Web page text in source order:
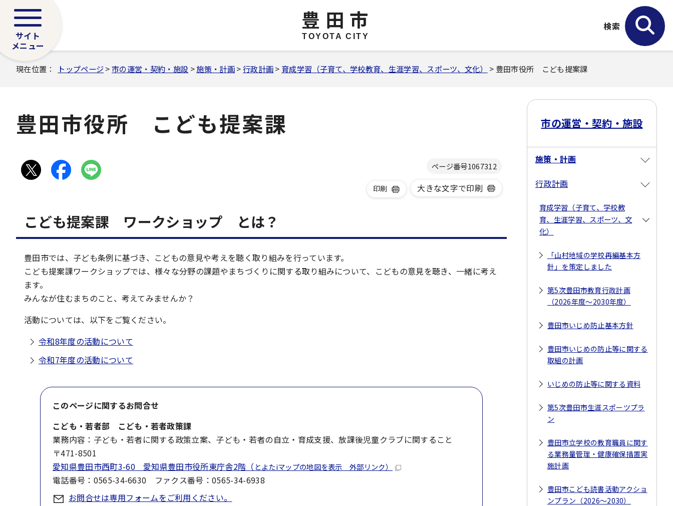
豊田市
TOYOTA CITY
サイト
メニュー
検索
現在位置： トップページ >市の運営・契約・施設 >施策・計画>行政計画> 育成学習（子育て、学校教育、生涯学習、スポーツ、文化） > 豊田市役所 こども提案課
豊田市役所 こども提案課
ページ番号1067312
印刷 大きな文字で印刷
こども提案課 ワークショップ とは？
豊田市では、子ども条例に基づき、こどもの意見や考えを聴く取り組みを行っています。
こども提案課ワークショップでは、様々な分野の課題やまちづくりに関する取り組みについて、こどもの意見を聴き、一緒に考え
ます。
みんなが住むまちのこと、考えてみませんか？
活動については、以下をご覧ください。
令和8年度の活動について
令和7年度の活動について
このページに関するお問合せ
こども・若者部 こども・若者政策課
業務内容：子ども・若者に関する政策立案、子ども・若者の自立・育成支援、放課後児童クラブに関すること
〒471-8501
愛知県豊田市西町3-60 愛知県豊田市役所東庁舎2階（ とよたiマップの地図を表示 外部リンク）
電話番号：0565-34-6630 ファクス番号：0565-34-6938
お問合せは専用フォームをご利用ください。
市の運営・契約・施設
施策・計画
行政計画
育成学習（子育て、学校教
育、生涯学習、スポーツ、文
化）
「山村地域の学校再編基本方
針」を策定しました
第5次豊田市教育行政計画
（2026年度～2030年度）
豊田市いじめ防止基本方針
豊田市いじめの防止等に関する
取組の計画
いじめの防止等に関する資料
第5次豊田市生涯スポーツプラ
ン
豊田市立学校の教育職員に関す
る業務量管理・健康確保措置実
施計画
豊田市こども読書活動アクショ
ンプラン（2026～2030）